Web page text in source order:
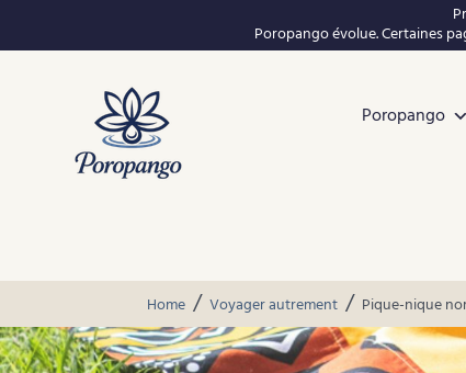
Poropango évolue. Certaines
Poropango
Home / Voyager autrement / Pique-nique